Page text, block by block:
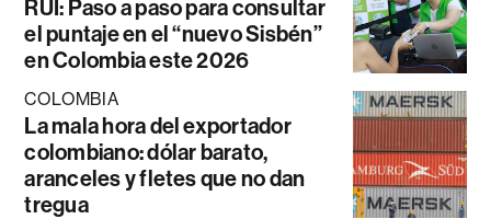
RUI: Paso a paso para consultar
el puntaje en el “nuevo Sisbén”
en Colombia este 2026
COLOMBIA
La mala hora del exportador
colombiano: dólar barato,
aranceles y fletes que no dan
tregua